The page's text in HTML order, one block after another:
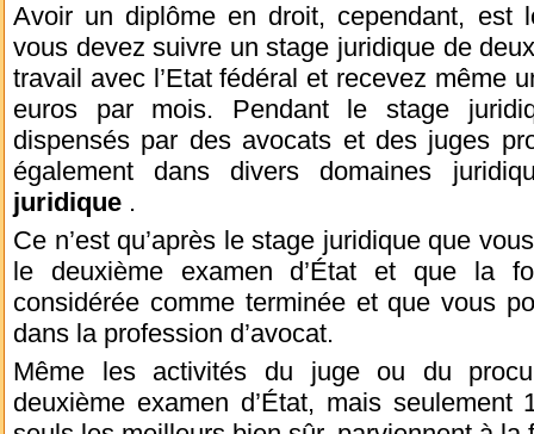
Avoir un diplôme en droit, cependant, est
vous devez suivre un stage juridique de
travail avec l’Etat fédéral et recevez même
euros par mois. Pendant le stage
dispensés par des avocats et des juges
également dans divers domaines
juridique .
Ce n’est qu’après le stage juridique que
le deuxième examen d’État et que la
considérée comme terminée et que vous
dans la profession d’avocat.
Même les activités du juge ou du
deuxième examen d’État, mais